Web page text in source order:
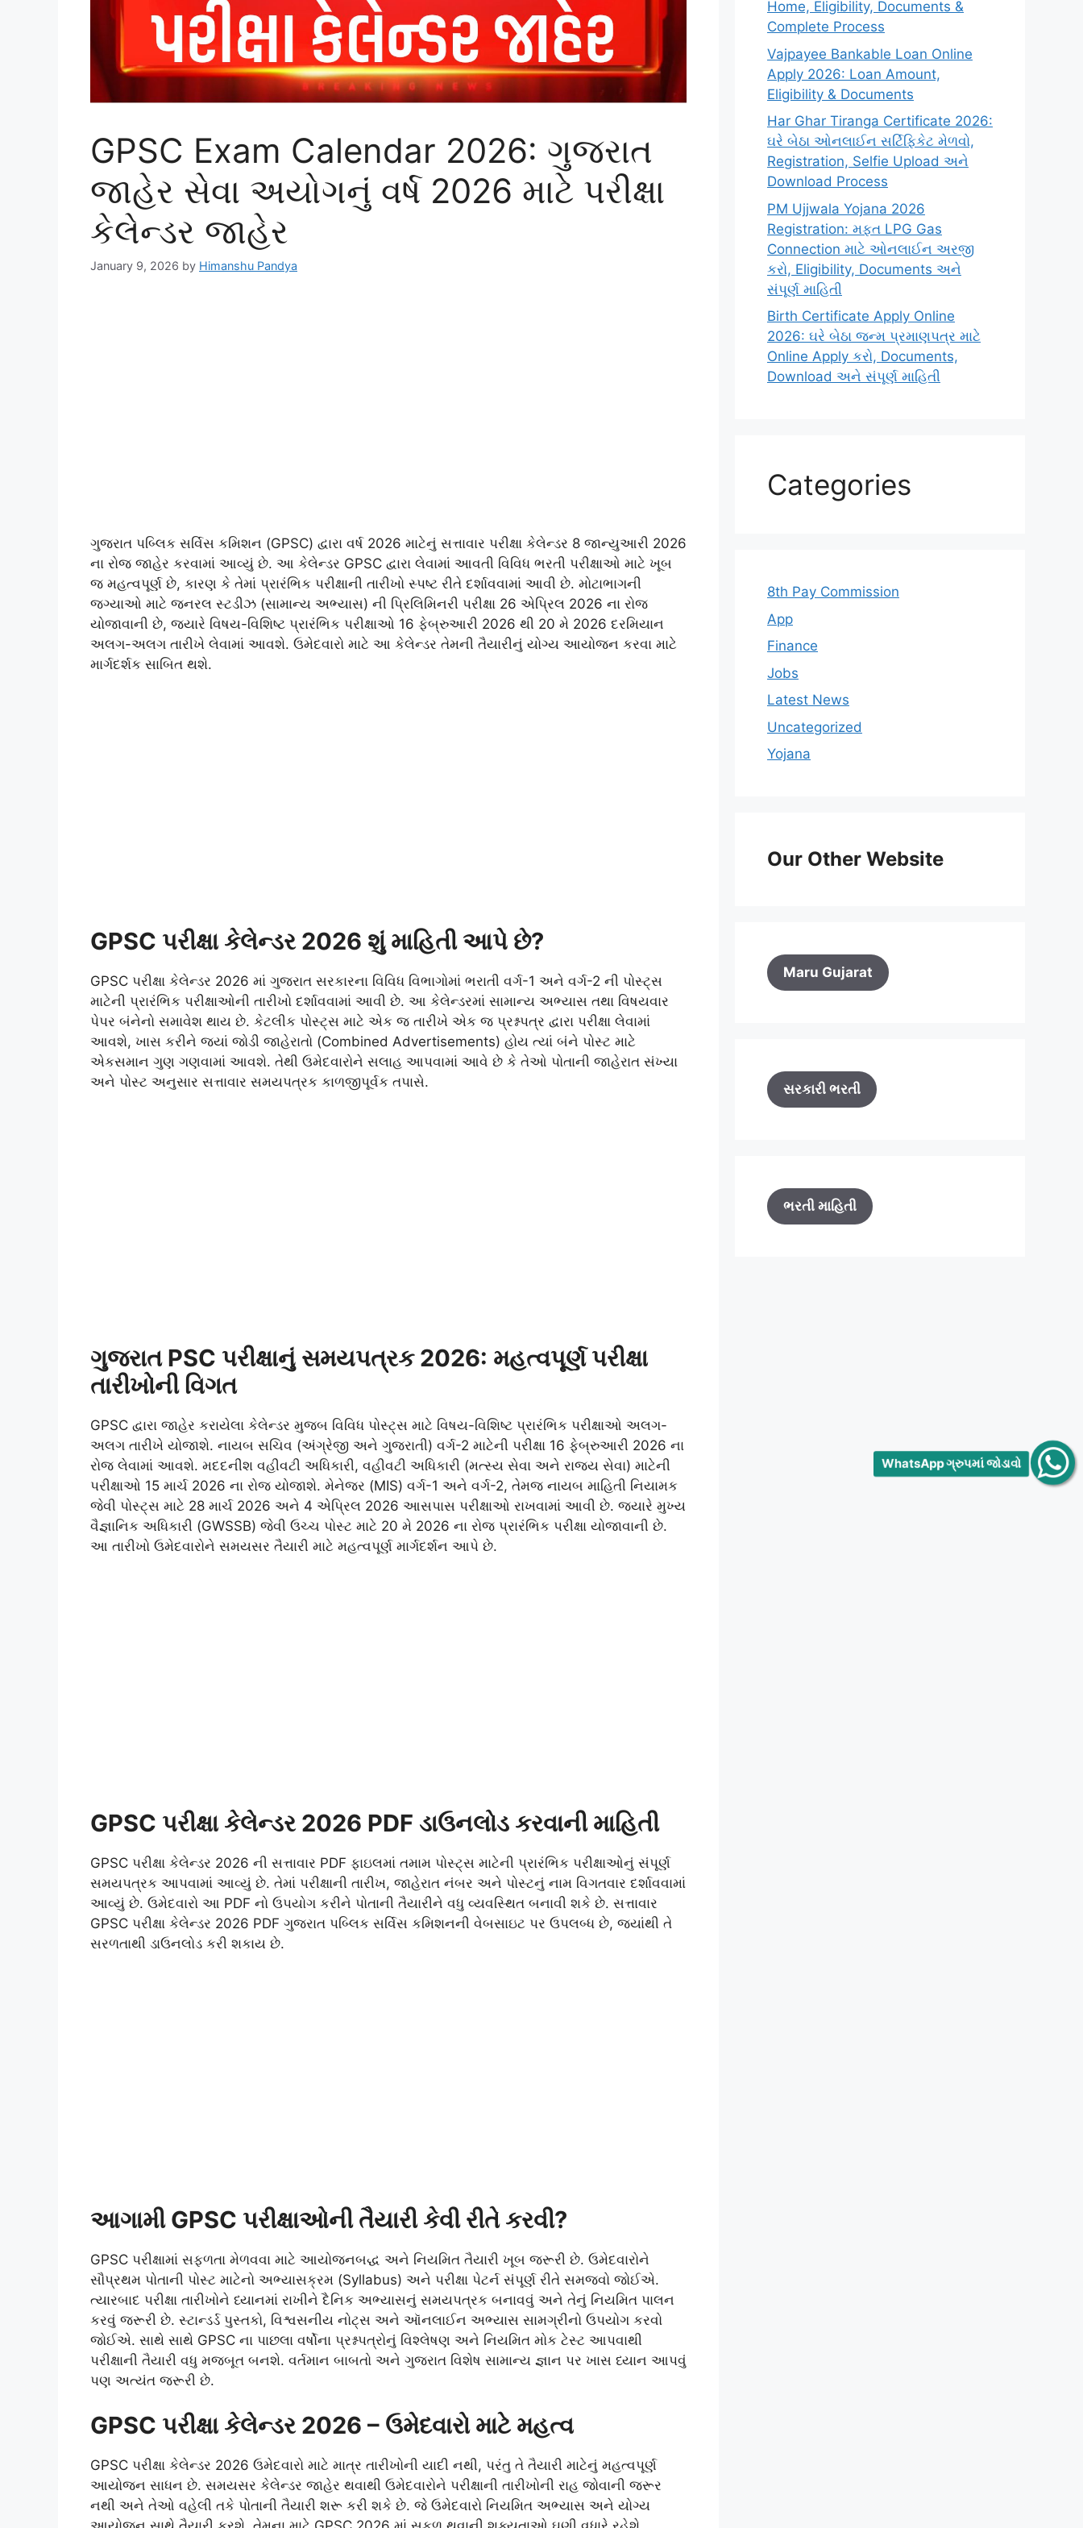
GPSC Exam Calendar 2026: ગુજરાત
જાહેર સેવા અયોગનું વર્ષ 2026 માટે પરીક્ષા
કેલેન્ડર જાહેર
January 9, 2026 by Himanshu Pandya
ગુજરાત પબ્લિક સર્વિસ કમિશન (GPSC) દ્વારા વર્ષ 2026 માટેનું સત્તાવાર પરીક્ષા કેલેન્ડર 8 જાન્યુઆરી 2026
ના રોજ જાહેર કરવામાં આવ્યું છે. આ કેલેન્ડર GPSC દ્વારા લેવામાં આવતી વિવિધ ભરતી પરીક્ષાઓ માટે ખૂબ
જ મહત્વપૂર્ણ છે, કારણ કે તેમાં પ્રારંભિક પરીક્ષાની તારીખો સ્પષ્ટ રીતે દર્શાવવામાં આવી છે. મોટાભાગની
જગ્યાઓ માટે જનરલ સ્ટડીઝ (સામાન્ય અભ્યાસ) ની પ્રિલિમિનરી પરીક્ષા 26 એપ્રિલ 2026 ના રોજ
યોજાવાની છે, જ્યારે વિષય-વિશિષ્ટ પ્રારંભિક પરીક્ષાઓ 16 ફેબ્રુઆરી 2026 થી 20 મે 2026 દરમિયાન
અલગ-અલગ તારીખે લેવામાં આવશે. ઉમેદવારો માટે આ કેલેન્ડર તેમની તૈયારીનું યોગ્ય આયોજન કરવા માટે
માર્ગદર્શક સાબિત થશે.
GPSC પરીક્ષા કેલેન્ડર 2026 શું માહિતી આપે છે?
GPSC પરીક્ષા કેલેન્ડર 2026 માં ગુજરાત સરકારના વિવિધ વિભાગોમાં ભરાતી વર્ગ-1 અને વર્ગ-2 ની પોસ્ટ્સ
માટેની પ્રારંભિક પરીક્ષાઓની તારીખો દર્શાવવામાં આવી છે. આ કેલેન્ડરમાં સામાન્ય અભ્યાસ તથા વિષયવાર
પેપર બંનેનો સમાવેશ થાય છે. કેટલીક પોસ્ટ્સ માટે એક જ તારીખે એક જ પ્રશ્નપત્ર દ્વારા પરીક્ષા લેવામાં
આવશે, ખાસ કરીને જ્યાં જોડી જાહેરાતો (Combined Advertisements) હોય ત્યાં બંને પોસ્ટ માટે
એકસમાન ગુણ ગણવામાં આવશે. તેથી ઉમેદવારોને સલાહ આપવામાં આવે છે કે તેઓ પોતાની જાહેરાત સંખ્યા
અને પોસ્ટ અનુસાર સત્તાવાર સમયપત્રક કાળજીપૂર્વક તપાસે.
ગુજરાત PSC પરીક્ષાનું સમયપત્રક 2026: મહત્વપૂર્ણ પરીક્ષા
તારીખોની વિગત
GPSC દ્વારા જાહેર કરાયેલા કેલેન્ડર મુજબ વિવિધ પોસ્ટ્સ માટે વિષય-વિશિષ્ટ પ્રારંભિક પરીક્ષાઓ અલગ-
અલગ તારીખે યોજાશે. નાયબ સચિવ (અંગ્રેજી અને ગુજરાતી) વર્ગ-2 માટેની પરીક્ષા 16 ફેબ્રુઆરી 2026 ના
રોજ લેવામાં આવશે. મદદનીશ વહીવટી અધિકારી, વહીવટી અધિકારી (મત્સ્ય સેવા અને રાજ્ય સેવા) માટેની
પરીક્ષાઓ 15 માર્ચ 2026 ના રોજ યોજાશે. મેનેજર (MIS) વર્ગ-1 અને વર્ગ-2, તેમજ નાયબ માહિતી નિયામક
જેવી પોસ્ટ્સ માટે 28 માર્ચ 2026 અને 4 એપ્રિલ 2026 આસપાસ પરીક્ષાઓ રાખવામાં આવી છે. જ્યારે મુખ્ય
વૈજ્ઞાનિક અધિકારી (GWSSB) જેવી ઉચ્ચ પોસ્ટ માટે 20 મે 2026 ના રોજ પ્રારંભિક પરીક્ષા યોજાવાની છે.
આ તારીખો ઉમેદવારોને સમયસર તૈયારી માટે મહત્વપૂર્ણ માર્ગદર્શન આપે છે.
GPSC પરીક્ષા કેલેન્ડર 2026 PDF ડાઉનલોડ કરવાની માહિતી
GPSC પરીક્ષા કેલેન્ડર 2026 ની સત્તાવાર PDF ફાઇલમાં તમામ પોસ્ટ્સ માટેની પ્રારંભિક પરીક્ષાઓનું સંપૂર્ણ
સમયપત્રક આપવામાં આવ્યું છે. તેમાં પરીક્ષાની તારીખ, જાહેરાત નંબર અને પોસ્ટનું નામ વિગતવાર દર્શાવવામાં
આવ્યું છે. ઉમેદવારો આ PDF નો ઉપયોગ કરીને પોતાની તૈયારીને વધુ વ્યવસ્થિત બનાવી શકે છે. સત્તાવાર
GPSC પરીક્ષા કેલેન્ડર 2026 PDF ગુજરાત પબ્લિક સર્વિસ કમિશનની વેબસાઇટ પર ઉપલબ્ધ છે, જ્યાંથી તે
સરળતાથી ડાઉનલોડ કરી શકાય છે.
આગામી GPSC પરીક્ષાઓની તૈયારી કેવી રીતે કરવી?
GPSC પરીક્ષામાં સફળતા મેળવવા માટે આયોજનબદ્ધ અને નિયમિત તૈયારી ખૂબ જરૂરી છે. ઉમેદવારોને
સૌપ્રથમ પોતાની પોસ્ટ માટેનો અભ્યાસક્રમ (Syllabus) અને પરીક્ષા પેટર્ન સંપૂર્ણ રીતે સમજવો જોઈએ.
ત્યારબાદ પરીક્ષા તારીખોને ધ્યાનમાં રાખીને દૈનિક અભ્યાસનું સમયપત્રક બનાવવું અને તેનું નિયમિત પાલન
કરવું જરૂરી છે. સ્ટાન્ડર્ડ પુસ્તકો, વિશ્વસનીય નોટ્સ અને ઑનલાઈન અભ્યાસ સામગ્રીનો ઉપયોગ કરવો
જોઈએ. સાથે સાથે GPSC ના પાછલા વર્ષોના પ્રશ્નપત્રોનું વિશ્લેષણ અને નિયમિત મોક ટેસ્ટ આપવાથી
પરીક્ષાની તૈયારી વધુ મજબૂત બનશે. વર્તમાન બાબતો અને ગુજરાત વિશેષ સામાન્ય જ્ઞાન પર ખાસ ધ્યાન આપવું
પણ અત્યંત જરૂરી છે.
GPSC પરીક્ષા કેલેન્ડર 2026 – ઉમેદવારો માટે મહત્વ
GPSC પરીક્ષા કેલેન્ડર 2026 ઉમેદવારો માટે માત્ર તારીખોની યાદી નથી, પરંતુ તે તૈયારી માટેનું મહત્વપૂર્ણ
આયોજન સાધન છે. સમયસર કેલેન્ડર જાહેર થવાથી ઉમેદવારોને પરીક્ષાની તારીખોની રાહ જોવાની જરૂર
નથી અને તેઓ વહેલી તકે પોતાની તૈયારી શરૂ કરી શકે છે. જે ઉમેદવારો નિયમિત અભ્યાસ અને યોગ્ય
Home, Eligibility, Documents &
Complete Process
Vajpayee Bankable Loan Online
Apply 2026: Loan Amount,
Eligibility & Documents
Har Ghar Tiranga Certificate 2026:
ઘરે બેઠા ઓનલાઈન સર્ટિફિકેટ મેળવો,
Registration, Selfie Upload અને
Download Process
PM Ujjwala Yojana 2026
Registration: મફત LPG Gas
Connection માટે ઓનલાઈન અરજી
કરો, Eligibility, Documents અને
સંપૂર્ણ માહિતી
Birth Certificate Apply Online
2026: ઘરે બેઠા જન્મ પ્રમાણપત્ર માટે
Online Apply કરો, Documents,
Download અને સંપૂર્ણ માહિતી
Categories
8th Pay Commission
App
Finance
Jobs
Latest News
Uncategorized
Yojana
Our Other Website
Maru Gujarat
સરકારી ભરતી
ભરતી માહિતી
WhatsApp ગ્રુપમાં જોડાવો